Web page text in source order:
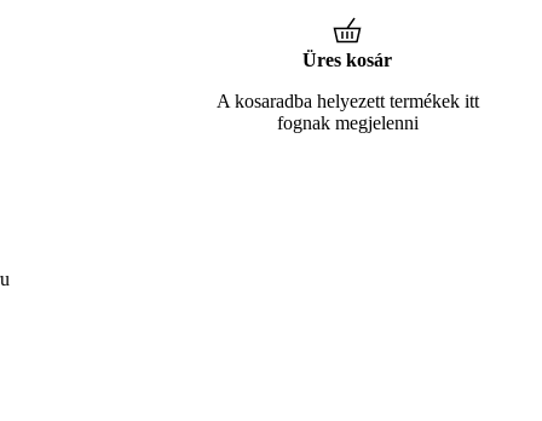
Üres kosár
A kosaradba helyezett termékek itt
fognak megjelenni